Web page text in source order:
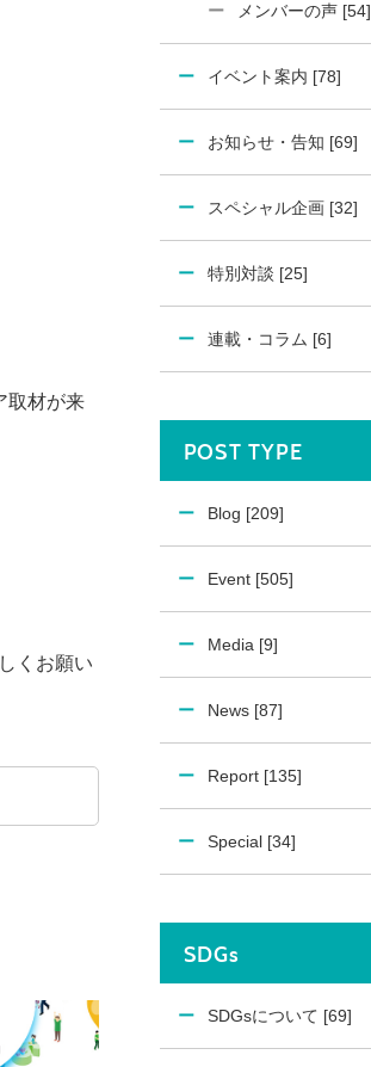
取材が来
くお願い
メンバーの声 [54]
イベント案内 [78]
お知らせ・告知 [69]
スペシャル企画 [32]
特別対談 [25]
連載・コラム [6]
POST TYPE
Blog [209]
Event [505]
Media [9]
News [87]
Report [135]
Special [34]
SDGs
SDGsについて [69]